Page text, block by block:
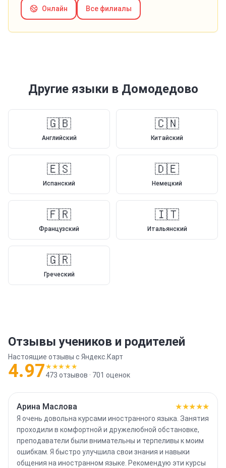
Онлайн Все филиалы
Другие языки в Домодедово
🇬🇧
Английский
🇨🇳
Китайский
🇪🇸
Испанский
🇩🇪
Немецкий
🇫🇷
Французский
🇮🇹
Итальянский
🇬🇷
Греческий
Отзывы учеников и родителей
Настоящие отзывы с Яндекс.Карт
4.97★★★★★
473 отзывов · 701 оценок
Арина Маслова ★★★★★
Я очень довольна курсами иностранного языка. Занятия
проходили в комфортной и дружелюбной обстановке,
преподаватели были внимательны и терпеливы к моим
ошибкам. Я быстро улучшила свои знания и навыки
общения на иностранном языке. Рекомендую эти курсы